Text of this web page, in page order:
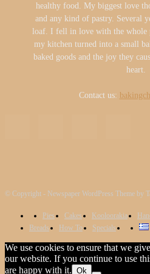
healthy food. My biggest love
and any kind of pastry. Several
loaf. I fell in love with the whole
my kitchen turned into a small
baked goods and the joy they
heart.
Contact us:
© Copyright - Newspaper WordPress Theme by
Pies Cakes Kooloorakia
Breads
How To Specials
We use cookies to ensure that we
our website. If you continue to use
are happy with it. Ok